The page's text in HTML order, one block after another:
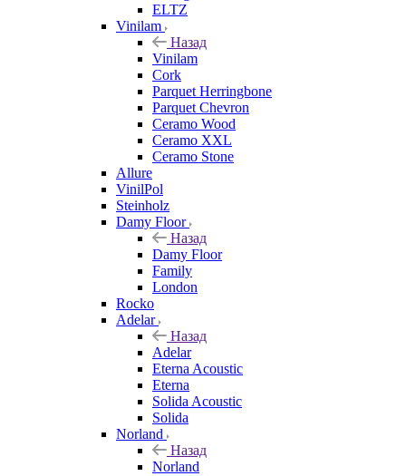
ELTZ
Vinilam
Назад
Vinilam
Cork
Parquet Herringbone
Parquet Chevron
Ceramo Wood
Ceramo XXL
Ceramo Stone
Allure
VinilPol
Steinholz
Damy Floor
Назад
Damy Floor
Family
London
Rocko
Adelar
Назад
Adelar
Eterna Acoustic
Eterna
Solida Acoustic
Solida
Norland
Назад
Norland